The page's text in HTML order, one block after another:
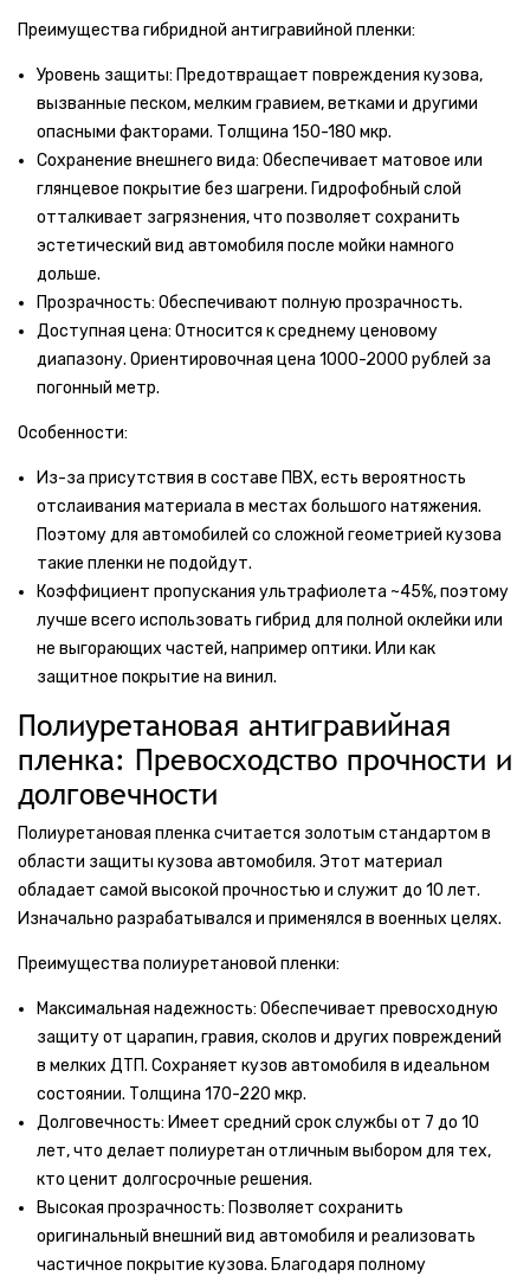
Преимущества гибридной антигравийной пленки:
Уровень защиты: Предотвращает повреждения кузова,
вызванные песком, мелким гравием, ветками и другими
опасными факторами. Толщина 150-180 мкр.
Сохранение внешнего вида: Обеспечивает матовое или
глянцевое покрытие без шагрени. Гидрофобный слой
отталкивает загрязнения, что позволяет сохранить
эстетический вид автомобиля после мойки намного
дольше.
Прозрачность: Обеспечивают полную прозрачность.
Доступная цена: Относится к среднему ценовому
диапазону. Ориентировочная цена 1000-2000 рублей за
погонный метр.
Особенности:
Из-за присутствия в составе ПВХ, есть вероятность
отслаивания материала в местах большого натяжения.
Поэтому для автомобилей со сложной геометрией кузова
такие пленки не подойдут.
Коэффициент пропускания ультрафиолета ~45%, поэтому
лучше всего использовать гибрид для полной оклейки или
не выгорающих частей, например оптики. Или как
защитное покрытие на винил.
Полиуретановая антигравийная
пленка: Превосходство прочности и
долговечности
Полиуретановая пленка считается золотым стандартом в
области защиты кузова автомобиля. Этот материал
обладает самой высокой прочностью и служит до 10 лет.
Изначально разрабатывался и применялся в военных целях.
Преимущества полиуретановой пленки:
Максимальная надежность: Обеспечивает превосходную
защиту от царапин, гравия, сколов и других повреждений
в мелких ДТП. Сохраняет кузов автомобиля в идеальном
состоянии. Толщина 170-220 мкр.
Долговечность: Имеет средний срок службы от 7 до 10
лет, что делает полиуретан отличным выбором для тех,
кто ценит долгосрочные решения.
Высокая прозрачность: Позволяет сохранить
оригинальный внешний вид автомобиля и реализовать
частичное покрытие кузова. Благодаря полному